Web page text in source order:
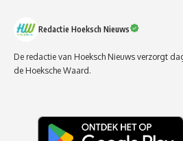
Redactie Hoeksch Nieuws
De redactie van Hoeksch Nieuws verzorgt
de Hoeksche Waard.